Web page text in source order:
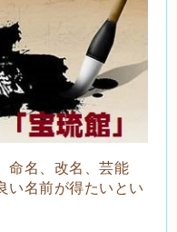
命名、改名、芸能
い名前が得たいとい